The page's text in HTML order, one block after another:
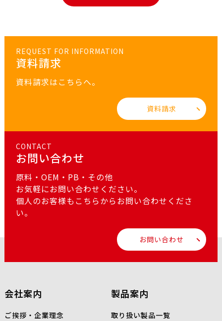
REQUEST FOR INFORMATION
資料請求
資料請求はこちらへ。
資料請求
CONTACT
お問い合わせ
原料・OEM・PB・その他
お気軽にお問い合わせください。
個人のお客様もこちらからお問い合わせくださ
い。
お問い合わせ
会社案内
ご挨拶・企業理念
製品案内
取り扱い製品一覧